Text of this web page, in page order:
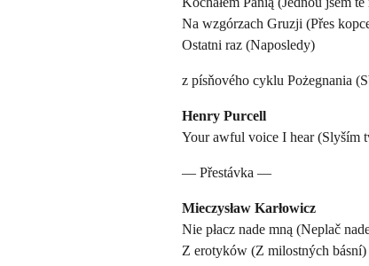
Na wzgórzach Gruzji (Přes
Ostatni raz (Naposledy)
z písňového cyklu Pożegnania
Henry Purcell
Your awful voice I hear (Slyším
— Přestávka —
Mieczysław Karłowicz
Nie płacz nade mną (Neplač
Z erotyków (Z milostných básní)